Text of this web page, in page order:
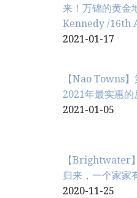
来！万锦的黄金
Kennedy /16th
2021-01-17
【Nao Towns
2021年最实惠的
2021-01-05
【Brightwater
归来，一个家家
2020-11-25